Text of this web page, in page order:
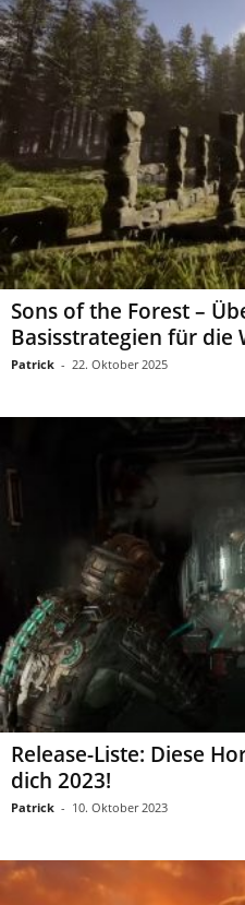
Sons of the Forest –
Basisstrategien für die
Patrick - 22. Oktober 2025
Release-Liste: Diese
dich 2023!
Patrick - 10. Oktober 2023